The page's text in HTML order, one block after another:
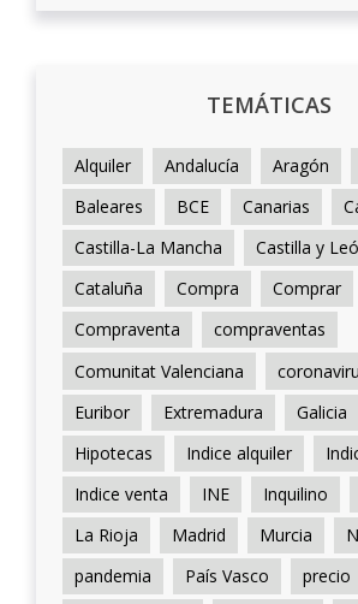
TEMÁTICAS
Alquiler Andalucía Aragón
Baleares
BCE Canarias
Castilla-La Mancha
Castilla y
Cataluña
Compra
Comprar
Compraventa
compraventas
Comunitat Valenciana
Euribor
Extremadura Galicia
Hipotecas
Indice alquiler
Indice venta
INE Inquilino
La Rioja
Madrid Murcia
pandemia
País Vasco precio